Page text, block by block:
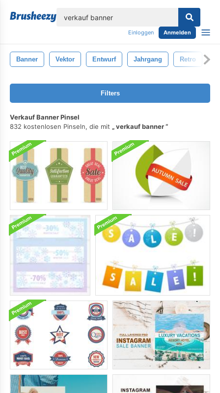
Einloggen Anmelden
Banner Vektor Entwurf Jahrgang Retro
Filters
Verkauf Banner Pinsel
832 kostenlosen Pinseln, die mit
verkauf banner